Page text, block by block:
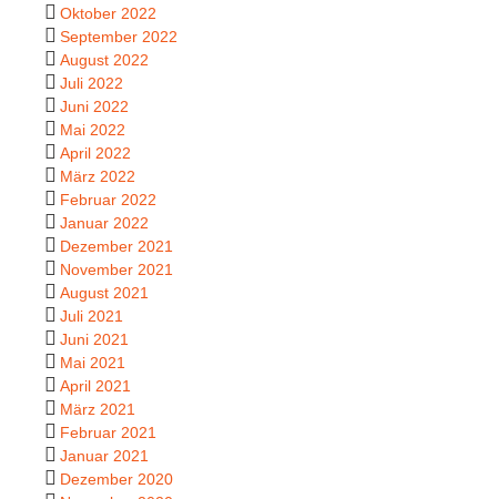
Oktober 2022
September 2022
August 2022
Juli 2022
Juni 2022
Mai 2022
April 2022
März 2022
Februar 2022
Januar 2022
Dezember 2021
November 2021
August 2021
Juli 2021
Juni 2021
Mai 2021
April 2021
März 2021
Februar 2021
Januar 2021
Dezember 2020